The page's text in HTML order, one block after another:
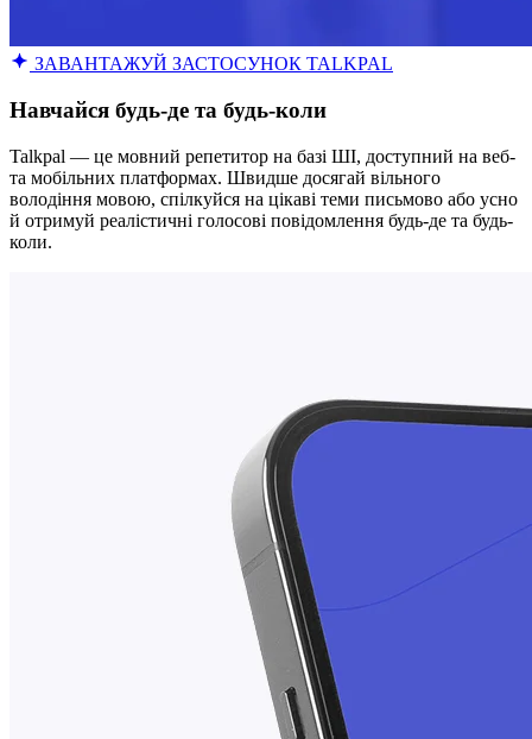
ЗАВАНТАЖУЙ ЗАСТОСУНОК TALKPAL
Навчайся будь-де та будь-коли
Talkpal — це мовний репетитор на базі ШІ, доступний на веб-
та мобільних платформах. Швидше досягай вільного
володіння мовою, спілкуйся на цікаві теми письмово або усно
й отримуй реалістичні голосові повідомлення будь-де та будь-
коли.